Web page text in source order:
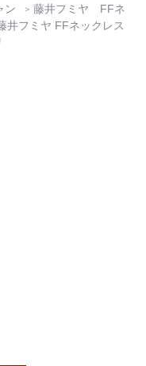
ン
藤井フミヤ FFネ
井フミヤ FFネックレス